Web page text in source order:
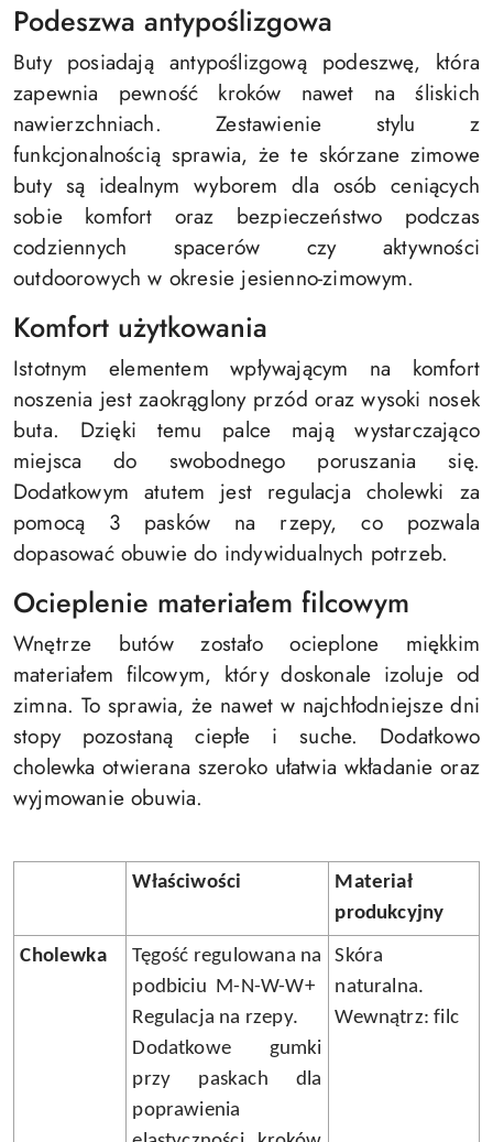
Podeszwa antypoślizgowa
Buty posiadają antypoślizgową podeszwę, która
zapewnia pewność kroków nawet na śliskich
nawierzchniach. Zestawienie stylu z
funkcjonalnością sprawia, że te skórzane zimowe
buty są idealnym wyborem dla osób ceniących
sobie komfort oraz bezpieczeństwo podczas
codziennych spacerów czy aktywności
outdoorowych w okresie jesienno-zimowym.
Komfort użytkowania
Istotnym elementem wpływającym na komfort
noszenia jest zaokrąglony przód oraz wysoki nosek
buta. Dzięki temu palce mają wystarczająco
miejsca do swobodnego poruszania się.
Dodatkowym atutem jest regulacja cholewki za
pomocą 3 pasków na rzepy, co pozwala
dopasować obuwie do indywidualnych potrzeb.
Ocieplenie materiałem filcowym
Wnętrze butów zostało ocieplone miękkim
materiałem filcowym, który doskonale izoluje od
zimna. To sprawia, że nawet w najchłodniejsze dni
stopy pozostaną ciepłe i suche. Dodatkowo
cholewka otwierana szeroko ułatwia wkładanie oraz
wyjmowanie obuwia.
Właściwości
Materiał
produkcyjny
Cholewka
Tęgość regulowana na
podbiciu M-N-W-W+
Regulacja na rzepy.
Dodatkowe gumki
przy paskach dla
poprawienia
Skóra
naturalna.
Wewnątrz: filc